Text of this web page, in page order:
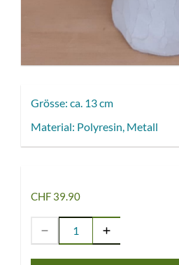
Grösse: ca. 13 cm
Material: Polyresin, Metall
CHF 39.90